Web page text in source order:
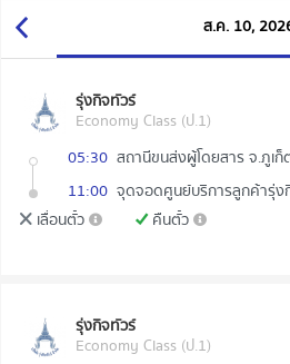
ส.ค. 10,
รุ่งกิจทัวร์
Economy Class (ป.1)
05:30 สถานีขนส่งผู้โดยสาร จ.ภูเ
11:00 จุดจอดศูนย์บริการลูกค้ารุ่ง
เลื่อนตั๋ว
คืนตั๋ว
รุ่งกิจทัวร์
Economy Class (ป.1)